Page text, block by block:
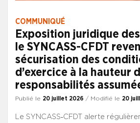
COMMUNIQUÉ
Exposition juridique
le SYNCASS-CFDT
sécurisation des
d’exercice à la hauteur
responsabilités
Publié le 20 juillet 2026 / Modifié le 20
Le SYNCASS‑CFDT alerte